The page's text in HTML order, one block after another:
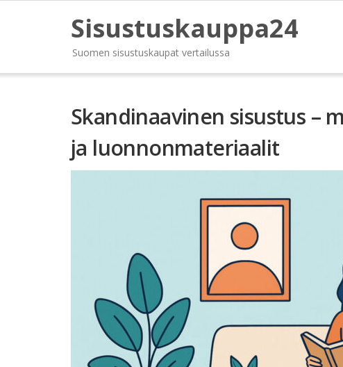
Sisustuskauppa24
Suomen sisustuskaupat vertailussa
Skandinaavinen sisustus –
ja luonnonmateriaalit